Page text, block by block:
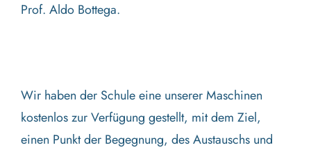
Prof. Aldo Bottega.
Wir haben der Schule eine unserer Maschinen
kostenlos zur Verfügung gestellt, mit dem Ziel,
einen Punkt der Begegnung, des Austauschs und